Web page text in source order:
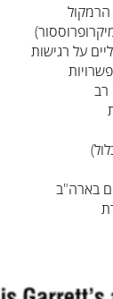
הרמקול
על רגישות
בארה"ב